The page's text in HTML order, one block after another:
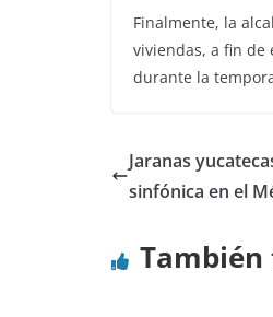
Finalmente, la
viviendas, a fin
durante la
Jaranas
sinfónica en el